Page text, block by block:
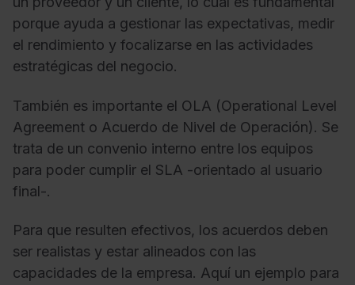
porque ayuda a gestionar las expectativas, medir
el rendimiento y focalizarse en las actividades
estratégicas del negocio.
También es importante el OLA (Operational Level
Agreement o Acuerdo de Nivel de Operación). Se
trata de un convenio interno entre los equipos
para poder cumplir el SLA -orientado al usuario
final-.
Para que resulten efectivos, los acuerdos deben
ser realistas y estar alineados con las
capacidades de la empresa. Aquí un ejemplo para